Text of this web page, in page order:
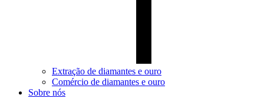
Extração de diamantes e ouro
Comércio de diamantes e ouro
Sobre nós